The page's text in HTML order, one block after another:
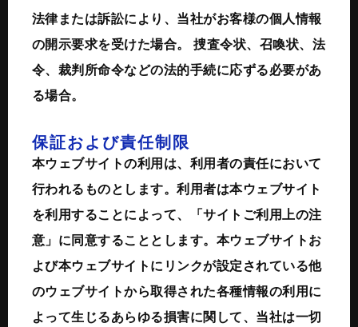
法律または訴訟により、当社がお客様の個人情報
の開示要求を受けた場合。 捜査令状、召喚状、法
令、裁判所命令などの法的手続に応ずる必要があ
る場合。
保証および責任制限
本ウェブサイトの利用は、利用者の責任において
行われるものとします。利用者は本ウェブサイト
を利用することによって、「サイトご利用上の注
意」に同意することとします。本ウェブサイトお
よび本ウェブサイトにリンクが設定されている他
のウェブサイトから取得された各種情報の利用に
よって生じるあらゆる損害に関して、当社は一切